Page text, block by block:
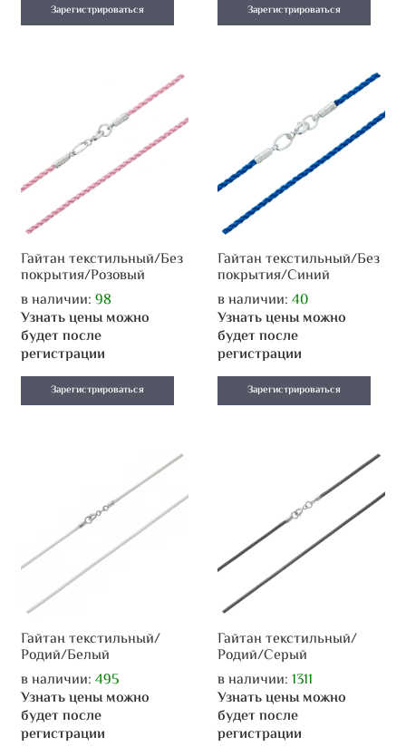
Зарегистрироваться Зарегистрироваться
Гайтан текстильный/Без
покрытия/Розовый
в наличии: 98
Узнать цены можно
будет после
регистрации
Зарегистрироваться
Гайтан текстильный/Без
покрытия/Синий
в наличии: 40
Узнать цены можно
будет после
регистрации
Зарегистрироваться
Гайтан текстильный/
Родий/Белый
в наличии: 495
Узнать цены можно
будет после
регистрации
Гайтан текстильный/
Родий/Серый
в наличии: 1311
Узнать цены можно
будет после
регистрации